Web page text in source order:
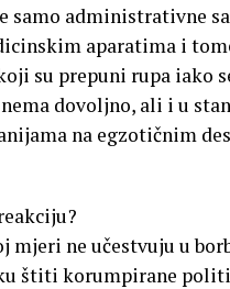
administrativne
aparatima i
su prepuni rupa iako
dovoljno, ali i u
na egzotičnim
mjeri ne učestvuju u
štiti korumpirane